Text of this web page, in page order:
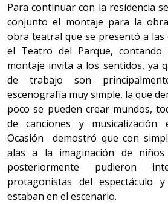
Para continuar con la residencia
conjunto el montaje para la obra
obra teatral que se presentó a
el Teatro del Parque, contando
montaje invita a los sentidos, ya
de trabajo son
escenografía muy simple, la que
poco se pueden crear mundos,
de canciones y
Ocasión demostró que con
alas a la imaginación de
posteriormente pudieron
protagonistas del espectáculo
estaban en el escenario.